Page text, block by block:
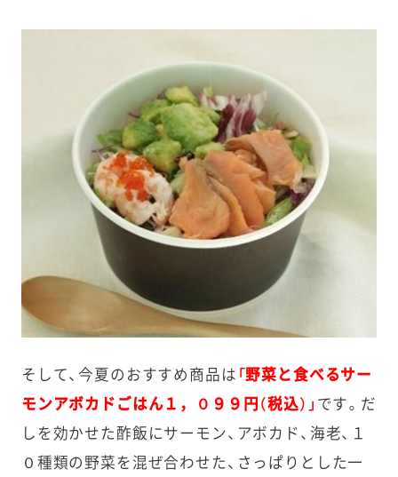
そして、今夏のおすすめ商品は 「野菜と食べるサー
モンアボカドごはん１，０９９円（税込）」 です。だ
しを効かせた酢飯にサーモン、アボカド、海老、１
０種類の野菜を混ぜ合わせた、さっぱりとした一